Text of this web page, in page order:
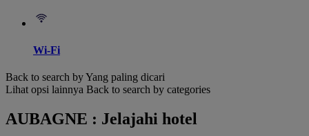
Wi-Fi
Back to search by Yang paling dicari
Lihat opsi lainnya Back to search by categories
AUBAGNE : Jelajahi hotel